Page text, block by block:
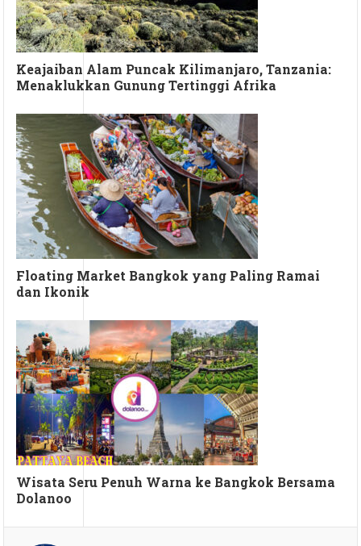
Keajaiban Alam Puncak Kilimanjaro, Tanzania:
Menaklukkan Gunung Tertinggi Afrika
Floating Market Bangkok yang Paling Ramai
dan Ikonik
Wisata Seru Penuh Warna ke Bangkok Bersama
Dolanoo